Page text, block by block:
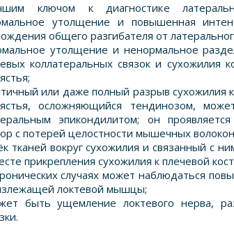
ключом к диагностике
утолщение и повышенная
общего разгибателя от
утолщение и ненормальное
коллатеральных связок и сухожилия
или даже полный разрыв сухожилия
осложняющийся тендинозом,
эпикондилитом; он
с потерей целостности мышечных
тканей вокруг сухожилия и связанный с
прикрепления сухожилия к плечевой
случаях может наблюдаться
локтевой мышцы;
быть ущемление локтевого нерва,